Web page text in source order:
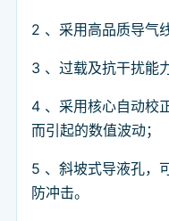
2 、采用高品质导气
3 、过载及抗干扰能
4 、采用核心自动校
而引起的数值波动；
5 、斜坡式导液孔，
防冲击。